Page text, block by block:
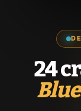
24